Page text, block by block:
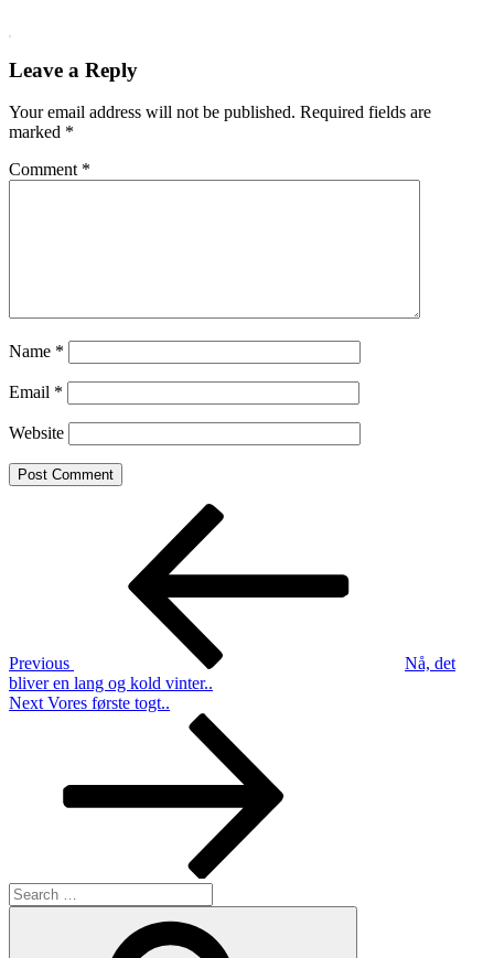
Leave a Reply
Your email address will not be published. Required fields are
marked *
Comment *
Name *
Email *
Website
Previous
Nå, det
bliver en lang og kold vinter..
Next
Next Vores første togt..
Search
for: